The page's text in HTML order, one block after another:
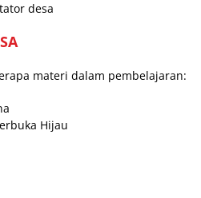
desa
materi dalam pembelajaran:
Hijau